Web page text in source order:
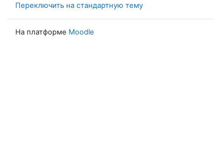
Переключить на стандартную тему
На платформе Moodle